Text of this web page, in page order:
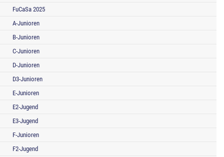
FuCaSa 2025
A-Junioren
B-Junioren
C-Junioren
D-Junioren
D3-Junioren
E-Junioren
E2-Jugend
E3-Jugend
F-Junioren
F2-Jugend